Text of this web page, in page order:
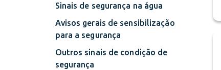
Sinais de segurança na água
Avisos gerais de sensibilização
para a segurança
Outros sinais de condição de
segurança